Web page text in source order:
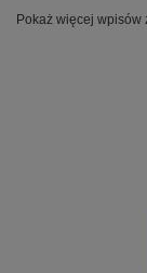
Pokaż więcej wpisów